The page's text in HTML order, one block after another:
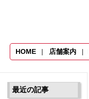
HOME 店舗案内
最近の記事